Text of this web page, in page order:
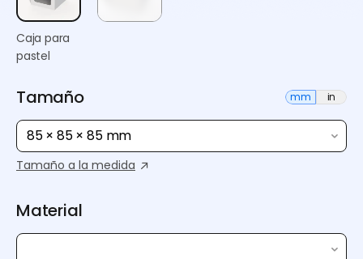
Caja para
pastel
Tamaño mm in
85 × 85 × 85 mm
Tamaño a la medida
Material